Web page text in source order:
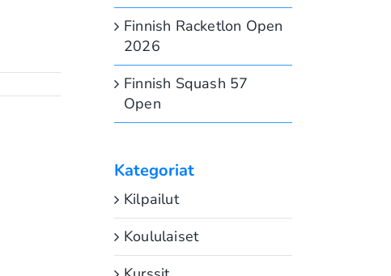
Finnish Racketlon Open
2026
Finnish Squash 57
Open
Kategoriat
Kilpailut
Koululaiset